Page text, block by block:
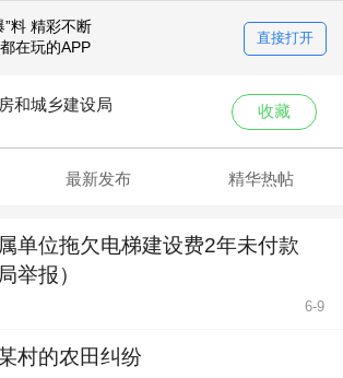
”料 精彩不断
在玩的APP
直接打开
和城乡建设局 收藏
最新发布 精华热帖
单位拖欠电梯建设费2年未付款
举报）
6-9
村的农田纠纷